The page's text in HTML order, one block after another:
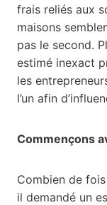
frais reliés aux
maisons
pas le second.
estimé inexact
les
l’un afin
Commençons
Combien de
il demandé un